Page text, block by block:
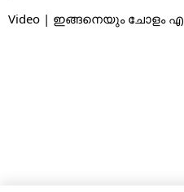
Video | ഇങ്ങനെയും ചോളം